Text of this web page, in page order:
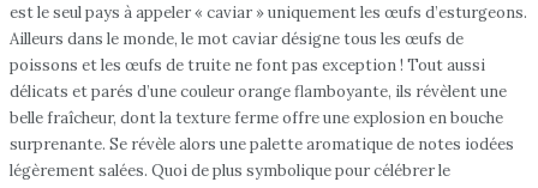
est le seul pays à appeler « caviar » uniquement les œufs d’esturgeons.
Ailleurs dans le monde, le mot caviar désigne tous les œufs de
poissons et les œufs de truite ne font pas exception ! Tout aussi
délicats et parés d’une couleur orange flamboyante, ils révèlent une
belle fraîcheur, dont la texture ferme offre une explosion en bouche
surprenante. Se révèle alors une palette aromatique de notes iodées
légèrement salées. Quoi de plus symbolique pour célébrer le